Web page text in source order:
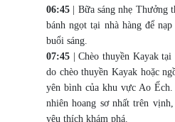
06:45 | Bữa sáng nhẹ Thưởng
bánh ngọt tại nhà hàng để
buổi sáng.
07:45 | Chèo thuyền Kayak
do chèo thuyền Kayak hoặc
yên bình của khu vực Ao
nhiên hoang sơ nhất trên
yêu thích khám phá.